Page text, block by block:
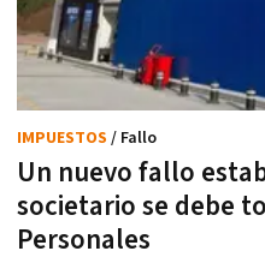
Un nuevo fallo
societario se debe
Personales
IMPUESTOS / Fallo